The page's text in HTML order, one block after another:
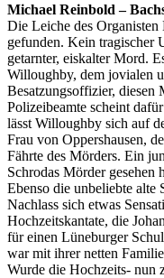
Michael Reinbold –
Die Leiche des
gefunden. Kein tragischer
getarnter, eiskalter Mord.
Willoughby, dem jovialen
Besatzungsoffizier, diesen
Polizeibeamte scheint
lässt Willoughby sich auf
Frau von Oppershausen,
Fährte des Mörders. Ein
Schrodas Mörder gesehen
Ebenso die unbeliebte alte
Nachlass sich etwas
Hochzeitskantate, die
für einen Lüneburger
war mit ihrer netten
Wurde die Hochzeits- nun